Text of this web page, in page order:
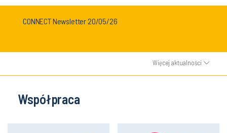
CONNECT Newsletter 20/05/26
Więcej aktualności
Współpraca